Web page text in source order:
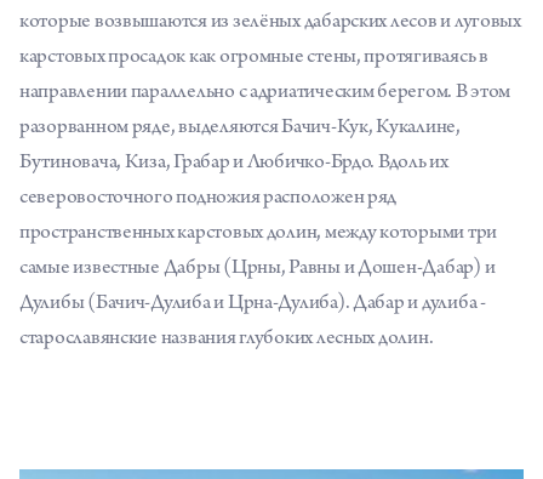
которые возвышаются из зелёных дабарских лесов и луговых
карстовых просадок как огромные стены, протягиваясь в
направлении параллельно с адриатическим берегом. В этом
разорванном ряде, выделяются Бачич-Кук, Кукалине,
Бутиновача, Киза, Грабар и Любичко-Брдо. Вдоль их
северовосточного подножия расположен ряд
пространственных карстовых долин, между которыми три
самые известные Дабры (Црны, Равны и Дошен-Дабар) и
Дулибы (Бачич-Дулиба и Црна-Дулиба). Дабар и дулиба -
старославянские названия глубоких лесных долин.